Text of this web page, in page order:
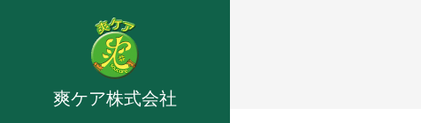
爽ケア株式会社